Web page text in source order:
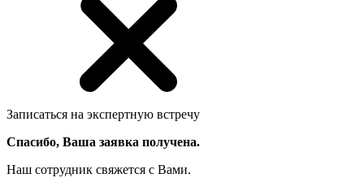
Записаться на экспертную встречу
Спасибо, Ваша заявка получена.
Наш сотрудник свяжется с Вами.